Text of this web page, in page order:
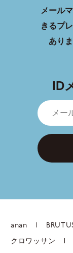
メール
きるプ
ありま
ID
anan
クロワッサン